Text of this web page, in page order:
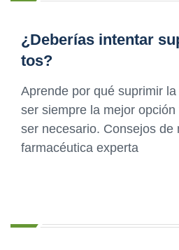
¿Deberías intentar
tos?
Aprende por qué suprimir
ser siempre la mejor
ser necesario. Consejos de
farmacéutica experta